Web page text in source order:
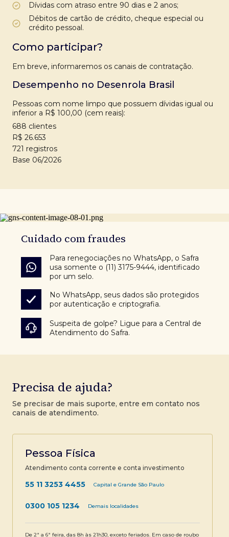
Dívidas com atraso entre 90 dias e 2 anos;
Débitos de cartão de crédito, cheque especial ou
crédito pessoal.
Como participar?
Em breve, informaremos os canais de contratação.
Desempenho no Desenrola Brasil
Pessoas com nome limpo que possuem dívidas igual ou
inferior a R$ 100,00 (cem reais):
688 clientes
R$ 26.653
721 registros
Base 06/2026
Cuidado com fraudes
Para renegociações no WhatsApp, o Safra
usa somente o (11) 3175-9444, identificado
por um selo.
No WhatsApp, seus dados são protegidos
por autenticação e criptografia.
Suspeita de golpe? Ligue para a Central de
Atendimento do Safra.
Precisa de ajuda?
Se precisar de mais suporte, entre em contato nos
canais de atendimento.
Pessoa Física
Atendimento conta corrente e conta investimento
55 11 3253 4455 Capital e Grande São Paulo
0300 105 1234 Demais localidades
De 2ª a 6ª feira, das 8h às 21h30, exceto feriados. Em caso de roubo